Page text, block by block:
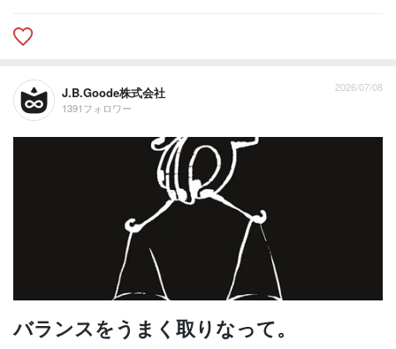
J.B.Goode株式会社
1391フォロワー
2026/07/08
バランスをうまく取りなって。